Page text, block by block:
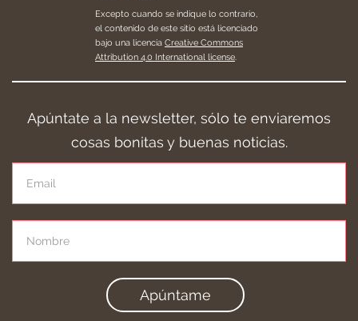
Excepto cuando se indique lo contrario,
el contenido de este sitio está licenciado
bajo una licencia Creative Commons
Attribution 4.0 International license.
Apúntate a la newsletter, sólo te enviaremos
cosas bonitas y buenas noticias.
Apúntame